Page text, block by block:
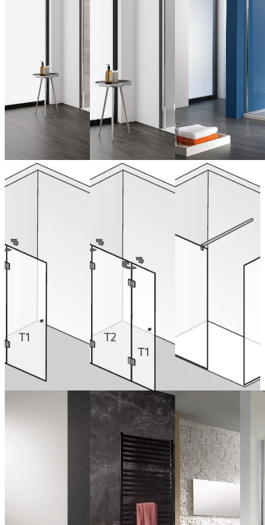
Walk In
pivotante
pliante avec
élément fixe
de 954,00 € (TVA
incluse)
Configurer
maintenant
Walk In
pivotante
pliante, 2
éléments
avec partie
de 1.131,00 € (TVA
incluse)
Configurer
maintenant
Walk In
Premium 2,
Paroi frontale
+ paroi
incluse)
Configurer